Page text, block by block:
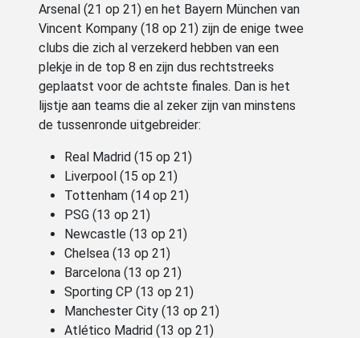
Arsenal (21 op 21) en het Bayern München van
Vincent Kompany (18 op 21) zijn de enige twee
clubs die zich al verzekerd hebben van een
plekje in de top 8 en zijn dus rechtstreeks
geplaatst voor de achtste finales. Dan is het
lijstje aan teams die al zeker zijn van minstens
de tussenronde uitgebreider:
Real Madrid (15 op 21)
Liverpool (15 op 21)
Tottenham (14 op 21)
PSG (13 op 21)
Newcastle (13 op 21)
Chelsea (13 op 21)
Barcelona (13 op 21)
Sporting CP (13 op 21)
Manchester City (13 op 21)
Atlético Madrid (13 op 21)